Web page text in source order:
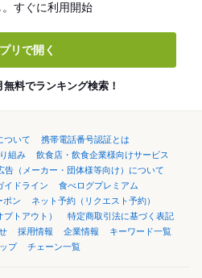
すぐに利用開始
リで開く
料でランキング検索！
ついて
携帯電話番号認証とは
組み
飲食店・飲食企業様向けサービス
告（メーカー・団体様等向け）について
イドライン
食べログプレミアム
ポン
ネット予約（リクエスト予約）
トアウト）
特定商取引法に基づく表記
採用情報 企業情報
キーワード一覧
プ
チェーン一覧